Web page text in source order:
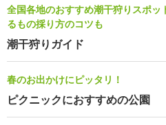
全国各地のおすすめ潮干狩りスポ
るもの採り方のコツも
潮干狩りガイド
春のお出かけにピッタリ！
ピクニックにおすすめの公園